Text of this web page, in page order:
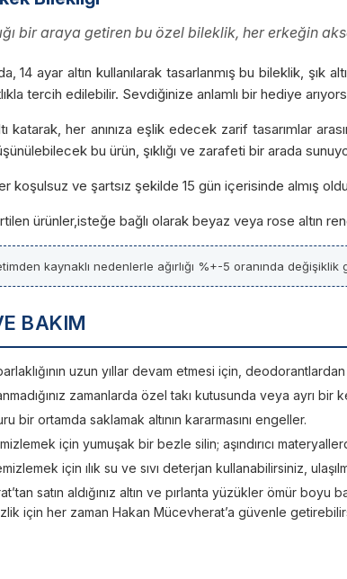
bir araya getiren bu özel bileklik, her erkeğin
14 ayar altın kullanılarak tasarlanmış bu bileklik,
tercih edilebilir. Sevdiğinize anlamlı bir hediye
katarak, her anınıza eşlik edecek zarif tasarımlar
bu ürün, şıklığı ve zarafeti bir arada
koşulsuz ve şartsız şekilde 15 gün içerisinde almış
ürünler,isteğe bağlı olarak beyaz veya rose altın
kaynaklı nedenlerle ağırlığı %+-5 oranında değişiklik
BAKIM
parlaklığının uzun yıllar devam etmesi için,
zamanlarda özel takı kutusunda veya ayrı bir
bir ortamda saklamak altının kararmasını engeller.
için yumuşak bir bezle silin; aşındırıcı
temizlemek için ılık su ve sıvı deterjan kullanabilirsiniz,
satın aldığınız altın ve pırlanta yüzükler ömür boyu
için her zaman Hakan Mücevherat’a güvenle